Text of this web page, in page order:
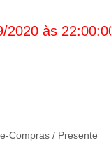
2020 às
Compras / Presente